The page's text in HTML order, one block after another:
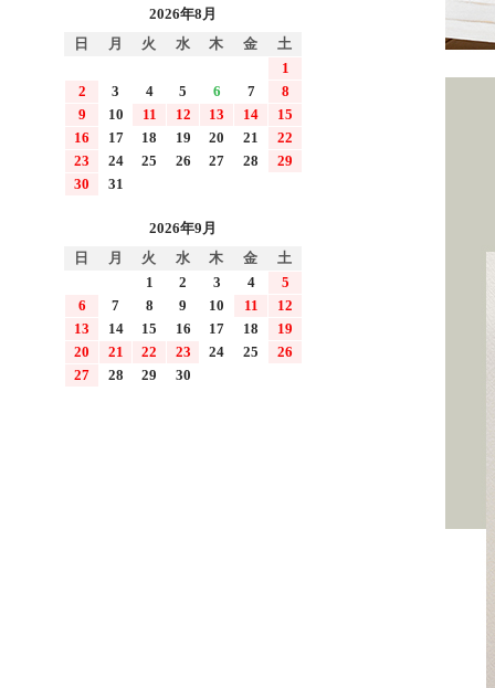
2026年8月
日
月 火 水 木 金
土
1
2
3 4 5 6 7
8
9
10 11 12 13 14
15
16
17 18 19 20 21
22
23
24 25 26 27 28
29
30
31
2026年9月
日
月 火 水 木 金
土
1
2 3 4
5
6
7 8 9 10 11
12
13
14 15 16 17 18
19
20
21 22 23 24 25
26
27
28 29 30